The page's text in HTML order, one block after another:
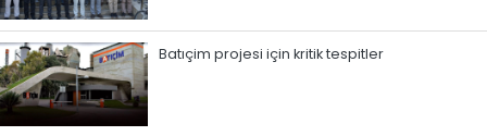
Batıçim projesi için kritik tespitler